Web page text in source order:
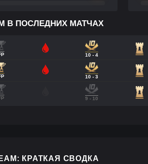
В ПОСЛЕДНИХ МАТЧАХ
10 - 4
10 - 3
9 - 10
КРАТКАЯ СВОДКА